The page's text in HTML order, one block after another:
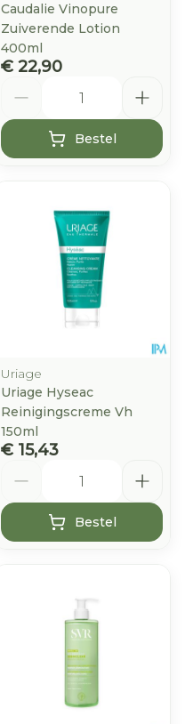
Caudalie Vinopure
Zuiverende Lotion
400ml
€ 22,90
Bestel
Uriage
Uriage Hyseac
Reinigingscreme Vh
150ml
€ 15,43
Bestel